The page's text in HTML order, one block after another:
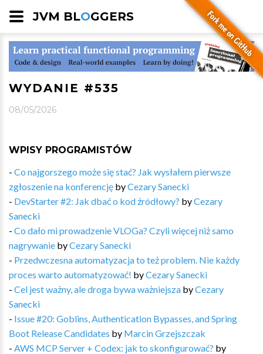
JVM BLOGGERS
WYDANIE #535
08/05/2026
WPISY PROGRAMISTÓW
- Co najgorszego może się stać? Jak wysłałem pierwsze
zgłoszenie na konferencję byCezary Sanecki
- DevStarter #2: Jak dbać o kod źródłowy? byCezary
Sanecki
- Co dało mi prowadzenie VLOGa? Czyli więcej niż samo
nagrywanie byCezary Sanecki
- Przedwczesna automatyzacja to też problem. Nie każdy
proces warto automatyzować! byCezary Sanecki
- Cel jest ważny, ale droga bywa ważniejsza byCezary
Sanecki
- Issue #20: Goblins, Authentication Bypasses, and Spring
Boot Release Candidates by Marcin Grzejszczak
- AWS MCP Server + Codex: jak to skonfigurować? by